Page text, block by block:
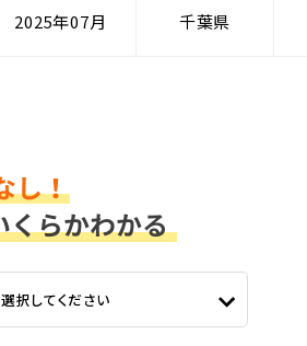
2025年07月 千葉県
選択してください